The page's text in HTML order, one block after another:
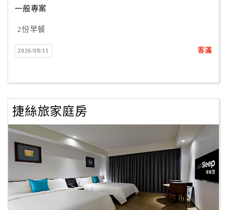
訂
房
Q&A
旅
卡
訂
房
收
一般專案
2份早餐
2026/08/11 客滿
捷絲旅家庭房